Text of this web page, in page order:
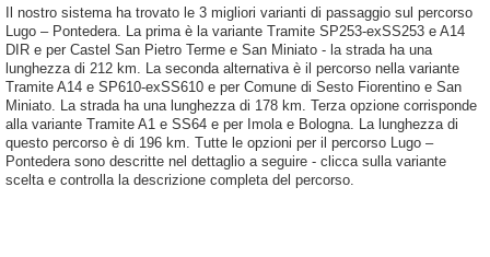
Il nostro sistema ha trovato le 3 migliori varianti di passaggio sul percorso
Lugo – Pontedera. La prima è la variante Tramite SP253-exSS253 e A14
DIR e per Castel San Pietro Terme e San Miniato - la strada ha una
lunghezza di 212 km. La seconda alternativa è il percorso nella variante
Tramite A14 e SP610-exSS610 e per Comune di Sesto Fiorentino e San
Miniato. La strada ha una lunghezza di 178 km. Terza opzione corrisponde
alla variante Tramite A1 e SS64 e per Imola e Bologna. La lunghezza di
questo percorso è di 196 km. Tutte le opzioni per il percorso Lugo –
Pontedera sono descritte nel dettaglio a seguire - clicca sulla variante
scelta e controlla la descrizione completa del percorso.